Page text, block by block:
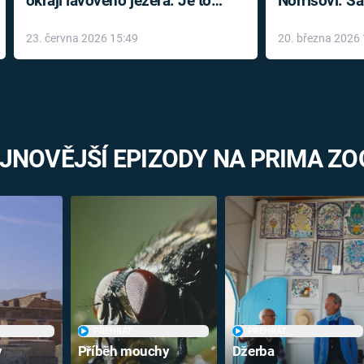
vzrušeně
23. června 2026 15:49 20. března 2026
EPIZODY NA PRIMA
Příběh mouchy Džerba